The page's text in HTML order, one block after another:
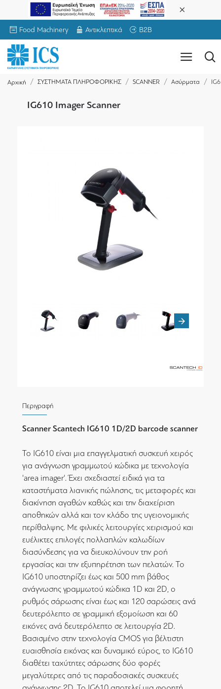
Food Machinery Αντικλεπτικά B2B
Αρχική ΣΥΣΤΗΜΑΤΑ ΠΛΗΡΟΦΟΡΙΚΗΣ SCANNER Ασύρματα
IG610 Imager Scanner
Περιγραφή
Scanner Scantech IG610 1D/2D barcode scanner
Το IG610 είναι μια επαγγελματική συσκευή χειρός
για ανάγνωση γραμμωτού κώδικα με τεχνολογία
'area imager'. Έχει σχεδιαστεί ειδικά για τα
καταστήματα λιανικής πώλησης, τις μεταφορές και
διακίνηση αγαθών καθώς και την διαχείριση
αποθηκών αλλά και τον κλάδο της υγειονομικής
περίθαλψης. Με φιλικές λειτουργίες χειρισμού και
ευέλικτες επιλογές πολλαπλών καλωδίων
διασύνδεσης για να διευκολύνουν την ροή
εργασίας και την εξυπηρέτηση των πελατών. Το
IG610 υποστηρίζει έως και 500 mm βάθος
ανάγνωσης γραμμωτού κώδικα 1D και 2D, ο
ρυθμός σάρωσης είναι έως και 120 σαρώσεις ανά
δευτερόλεπτο σε γραμμική εξομοίωση και 60
εικόνες ανά δευτερόλεπτο σε λειτουργία 2D.
Βασισμένο στην τεχνολογία CMOS για βέλτιστη
ευαισθησία εικόνας και δυναμικό εύρος, το IG610
διαθέτει ταχύτητες σάρωσης δύο φορές
μεγαλύτερες από τις παραδοσιακές συσκευές